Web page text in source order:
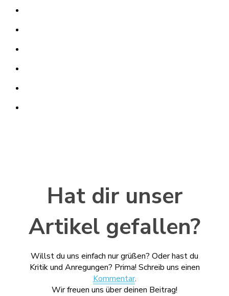
Hat dir unser
Artikel gefallen?
Willst du uns einfach nur grüßen? Oder hast du
Kritik und Anregungen? Prima! Schreib uns einen
Kommentar.
Wir freuen uns über deinen Beitrag!